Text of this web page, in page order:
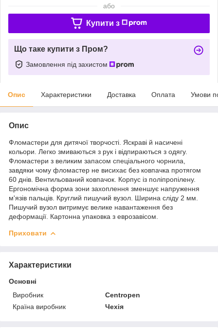
або
Купити з
Що таке купити з Пром?
Замовлення під захистом
Опис Характеристики Доставка Оплата Умови
Опис
Фломастери для дитячої творчості. Яскраві й насичені
кольори. Легко змиваються з рук і відпираються з одягу.
Фломастери з великим запасом спеціального чорнила,
завдяки чому фломастер не висихає без ковпачка протягом
60 днів. Вентильований ковпачок. Корпус із поліпропілену.
Ергономічна форма зони захоплення зменшує напруження
м'язів пальців. Круглий пишучий вузол. Ширина сліду 2 мм.
Пишучий вузол витримує велике навантаження без
деформації. Картонна упаковка з еврозавісом.
Приховати
Характеристики
Основні
Виробник
Centropen
Країна виробник
Чехія